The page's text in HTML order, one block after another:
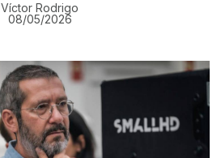
Víctor Rodrigo
08/05/2026